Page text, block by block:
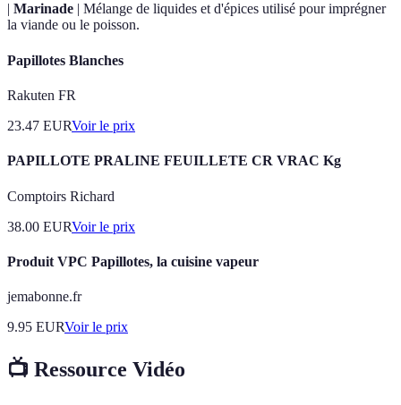
| Marinade | Mélange de liquides et d'épices utilisé pour imprégner
la viande ou le poisson.
Papillotes Blanches
Rakuten FR
23.47 EURVoir le prix
PAPILLOTE PRALINE FEUILLETE CR VRAC Kg
Comptoirs Richard
38.00 EURVoir le prix
Produit VPC Papillotes, la cuisine vapeur
jemabonne.fr
9.95 EURVoir le prix
📺 Ressource Vidéo